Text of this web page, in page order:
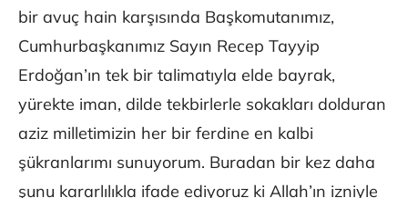
bir avuç hain karşısında Başkomutanımız,
Cumhurbaşkanımız Sayın Recep Tayyip
Erdoğan’ın tek bir talimatıyla elde bayrak,
yürekte iman, dilde tekbirlerle sokakları dolduran
aziz milletimizin her bir ferdine en kalbi
şükranlarımı sunuyorum. Buradan bir kez daha
şunu kararlılıkla ifade ediyoruz ki Allah’ın izniyle